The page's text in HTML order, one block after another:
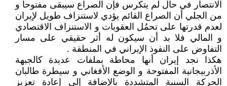
الانتصار في حال لم يتكرس فإن الصراع سيبقى مفتوحاً و
من الجلي أن الصراع القائم يؤدي لاستنزاف طويل لإيران
لعدم قدرتها على تحمُل العقوبات و الاستنزاف الاقتصادي
و المالي فلا بد أن سيكون له أثر حقيقي على مسار
التفاوض على النفوذ الإيراني في المنطقة .
هكذا نجد إيران أنها محاطة بملفات عديدة كالجبهة
الأذربيجانية المفتوحة و الوضع الأفغاني و سيطرة طالبان
الحركة السنية المتشددة بالإضافة إلى إعادة تعزيز